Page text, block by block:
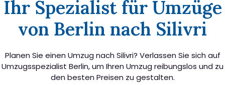
Ihr Spezialist für Umzüge
von Berlin nach Silivri
Planen Sie einen Umzug nach Silivri? Verlassen Sie sich auf
Umzugsspezialist Berlin, um Ihren Umzug reibungslos und zu
den besten Preisen zu gestalten.